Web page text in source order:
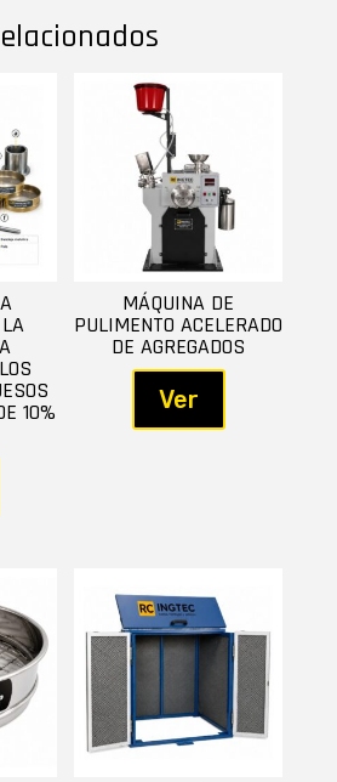
10%
MÁQUINA DE
PULIMENTO ACELERADO
DE AGREGADOS
Ver